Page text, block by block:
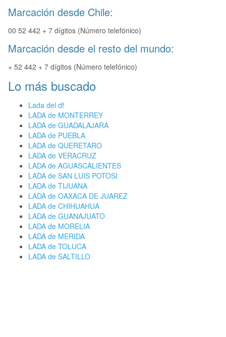
Marcación desde Chile:
00 52 442 + 7 dígitos (Número telefónico)
Marcación desde el resto del mundo:
+ 52 442 + 7 dígitos (Número telefónico)
Lo más buscado
Lada del df
LADA de MONTERREY
LADA de GUADALAJARA
LADA de PUEBLA
LADA de QUERETARO
LADA de VERACRUZ
LADA de AGUASCALIENTES
LADA de SAN LUIS POTOSI
LADA de TIJUANA
LADA de OAXACA DE JUAREZ
LADA de CHIHUAHUA
LADA de GUANAJUATO
LADA de MORELIA
LADA de MERIDA
LADA de TOLUCA
LADA de SALTILLO